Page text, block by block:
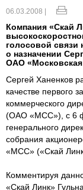
06.03.2008 |
Компания «Скай
голосовой связи
о назначении
ОАО «Московская
Сергей Ханенков
качестве первого
коммерческого
(ОАО «МСС»), с 6
генерального
собрания
«МСС» («Скай
Комментируя
«Скай Линк»